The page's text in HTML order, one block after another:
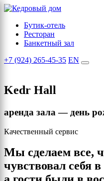
Бутик-отель
Ресторан
Банкетный зал
+7 (924) 265-45-35 EN
Kedr Hall
аренда зала — день
Качественный сервис
Мы сделаем все,
чувствовал себя